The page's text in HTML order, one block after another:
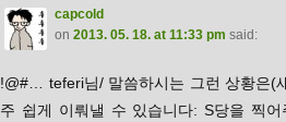
capcold
on2013. 05. 18. at 11:33 pm said:
!@#… teferi님/ 말씀하시는 그런 상황은(
주 쉽게 이뤄낼 수 있습니다: S당을 찍